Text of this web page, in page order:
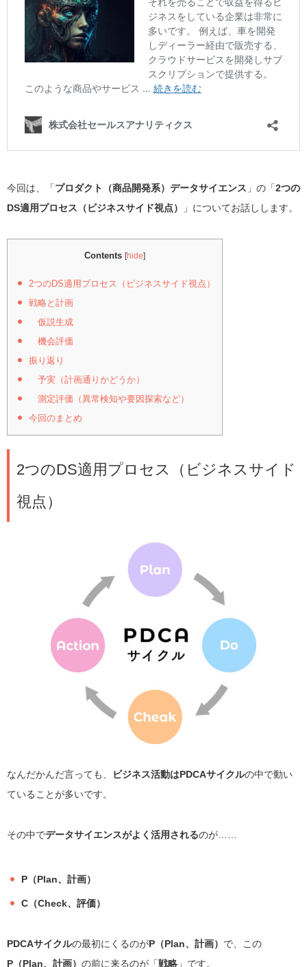
今回は、「プロダクト（商品開発系）データサイエンス 」の「2つの
DS適用プロセス（ビジネスサイド視点）
」についてお話しします。
Contents [hide]
2つのDS適用プロセス（ビジネスサイド視点）
戦略と計画
仮説生成
機会評価
振り返り
予実（計画通りかどうか）
測定評価（異常検知や要因探索など）
今回のまとめ
2つのDS適用プロセス（ビジネスサイド
視点）
なんだかんだ言っても、 ビジネス活動はPDCAサイクルの中で動い
ていることが多いです。
その中でデータサイエンスがよく活用されるのが……
P（Plan、計画）
C（Check、評価）
PDCAサイクルの最初にくるのがP（Plan、計画） で、この
P（Plan、計画） の前に来るのが「戦略 」です。